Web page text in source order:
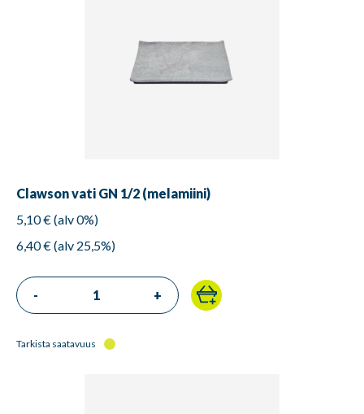
Clawson vati GN 1/2 (melamiini)
5,10 € (alv 0%)
6,40 € (alv 25,5%)
- +
Tarkista saatavuus